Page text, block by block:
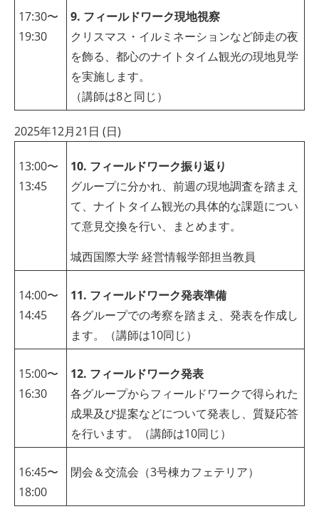
17:30〜
19:30
9. フィールドワーク現地視察
クリスマス・イルミネーションなど師走の夜
を飾る、都心のナイトタイム観光の現地見学
を実施します。
（講師は8と同じ）
2025年12月21日 (日)
13:00〜
13:45
10. フィールドワーク振り返り
グループに分かれ、前週の現地調査を踏まえ
て、ナイトタイム観光の具体的な課題につい
て意見交換を行い、まとめます。
城西国際大学 経営情報学部担当教員
14:00〜
14:45
11. フィールドワーク発表準備
各グループでの考察を踏まえ、発表を作成し
ます。（講師は10同じ）
15:00〜
16:30
12. フィールドワーク発表
各グループからフィールドワークで得られた
成果及び提案などについて発表し、質疑応答
を行います。（講師は10同じ）
16:45〜
18:00
閉会＆交流会（3号棟カフェテリア）